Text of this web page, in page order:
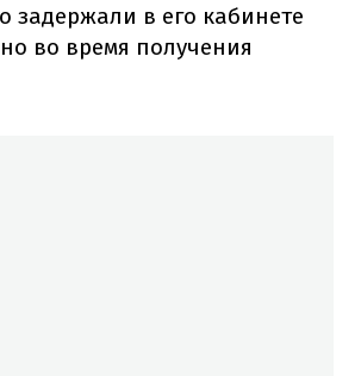
задержали в его кабинете
во время получения